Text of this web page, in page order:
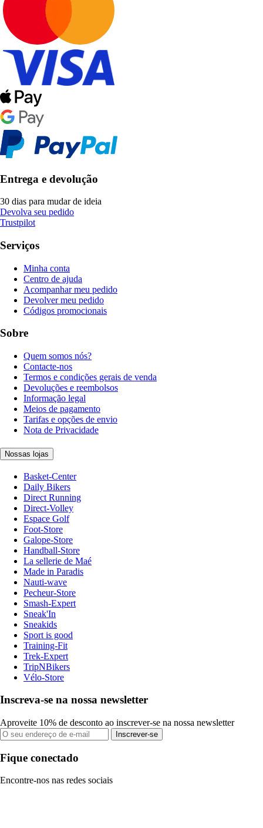
Entrega e devolução
30 dias para mudar de ideia
Devolva seu pedido
Trustpilot
Serviços
Minha conta
Centro de ajuda
Acompanhar meu pedido
Devolver meu pedido
Códigos promocionais
Sobre
Quem somos nós?
Contacte-nos
Termos e condições gerais de venda
Devoluções e reembolsos
Informação legal
Meios de pagamento
Tarifas e opções de envio
Nota de Privacidade
Nossas lojas
Basket-Center
Daily Bikers
Direct Running
Direct-Volley
Espace Golf
Foot-Store
Galope-Store
Handball-Store
La sellerie de Maé
Made in Paradis
Nauti-wave
Pecheur-Store
Smash-Expert
Sneak'In
Sneakids
Sport is good
Training-Fit
Trek-Expert
TripNBikers
Vélo-Store
Inscreva-se na nossa newsletter
Aproveite 10% de desconto ao inscrever-se na nossa newsletter
Inscrever-se
Fique conectado
Encontre-nos nas redes sociais